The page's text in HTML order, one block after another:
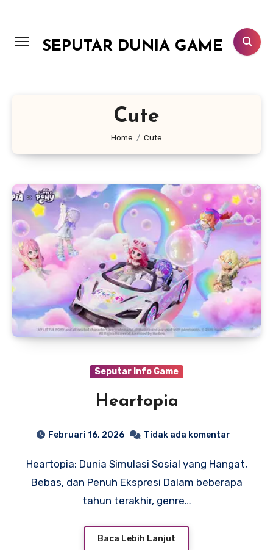
konten
SEPUTAR DUNIA GAME
Cute
Home Cute
Seputar Info Game
Heartopia
Februari 16, 2026 Tidak ada komentar
Heartopia: Dunia Simulasi Sosial yang Hangat,
Bebas, dan Penuh Ekspresi Dalam beberapa
tahun terakhir, genre…
Baca Lebih Lanjut